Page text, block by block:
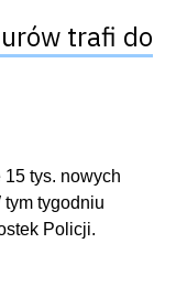
trafi do
15 tys. nowych
tym tygodniu
Policji.